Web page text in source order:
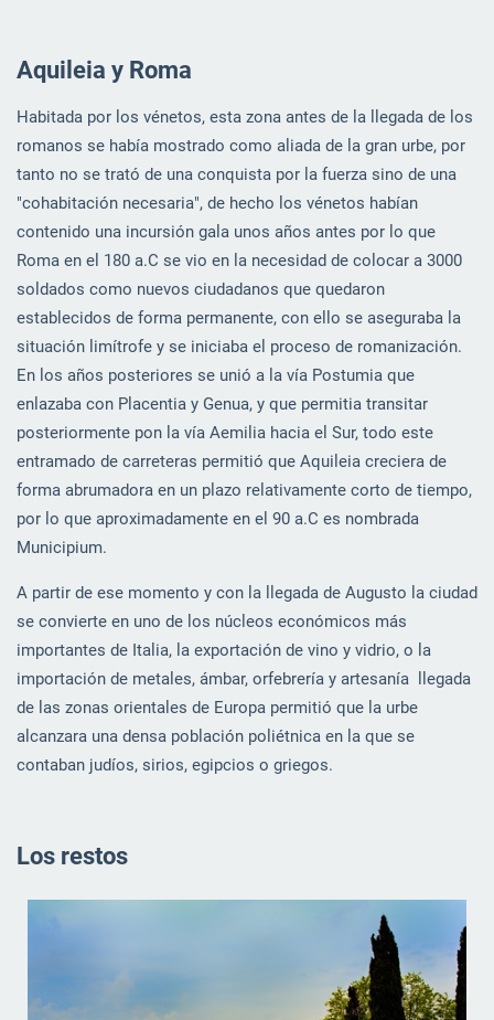
Aquileia y Roma
Habitada por los vénetos, esta zona antes de la llegada de los
romanos se había mostrado como aliada de la gran urbe, por
tanto no se trató de una conquista por la fuerza sino de una
"cohabitación necesaria", de hecho los vénetos habían
contenido una incursión gala unos años antes por lo que
Roma en el 180 a.C se vio en la necesidad de colocar a 3000
soldados como nuevos ciudadanos que quedaron
establecidos de forma permanente, con ello se aseguraba la
situación limítrofe y se iniciaba el proceso de romanización.
En los años posteriores se unió a la vía Postumia que
enlazaba con Placentia y Genua, y que permitia transitar
posteriormente pon la vía Aemilia hacia el Sur, todo este
entramado de carreteras permitió que Aquileia creciera de
forma abrumadora en un plazo relativamente corto de tiempo,
por lo que aproximadamente en el 90 a.C es nombrada
Municipium.
A partir de ese momento y con la llegada de Augusto la ciudad
se convierte en uno de los núcleos económicos más
importantes de Italia, la exportación de vino y vidrio, o la
importación de metales, ámbar, orfebrería y artesanía llegada
de las zonas orientales de Europa permitió que la urbe
alcanzara una densa población poliétnica en la que se
contaban judíos, sirios, egipcios o griegos.
Los restos